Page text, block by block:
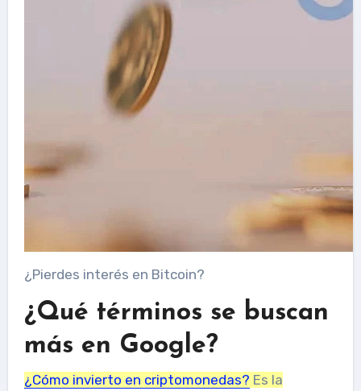
¿Pierdes interés en Bitcoin?
¿Qué términos se buscan
más en Google?
¿Cómo invierto en criptomonedas? Es la